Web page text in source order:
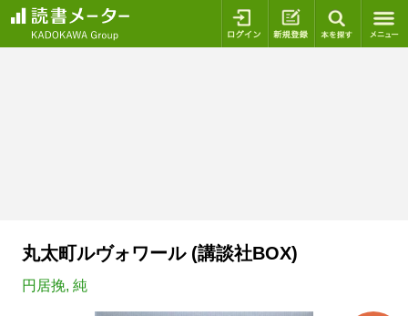
ログイン 新規登録
丸太町ルヴォワール (講談社BOX)
円居挽, 純